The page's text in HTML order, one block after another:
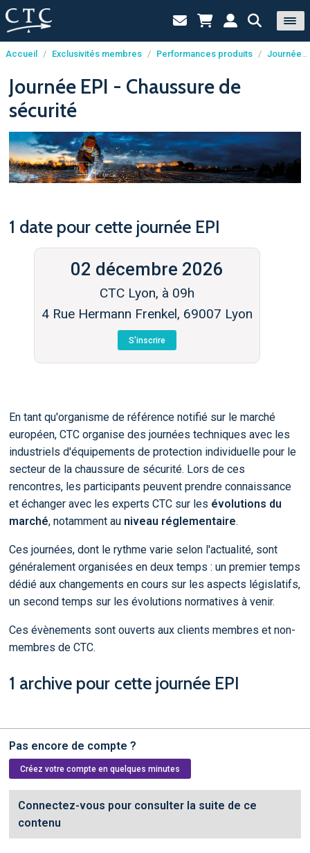
Panneau de gestion des cookies
Accueil / Exclusivités membres / Performances produits / Journées EPI
Journée EPI - Chaussure de
sécurité
1 date pour cette journée EPI
02 décembre 2026
CTC Lyon, à 09h
4 Rue Hermann Frenkel, 69007 Lyon
S'inscrire
En tant qu'organisme de référence notifié sur le marché
européen, CTC organise des journées techniques avec les
industriels d'équipements de protection individuelle pour le
secteur de la chaussure de sécurité. Lors de ces
rencontres, les participants peuvent prendre connaissance
et échanger avec les experts CTC sur les évolutions du
marché, notamment auniveau réglementaire.
Ces journées, dont le rythme varie selon l'actualité, sont
généralement organisées en deux temps : un premier temps
dédié aux changements en cours sur les aspects législatifs,
un second temps sur les évolutions normatives à venir.
Ces évènements sont ouverts aux clients membres et non-
membres de CTC.
1 archive pour cette journée EPI
Pas encore de compte ?
Créez votre compte en quelques minutes
Connectez-vous pour consulter la suite de ce
contenu